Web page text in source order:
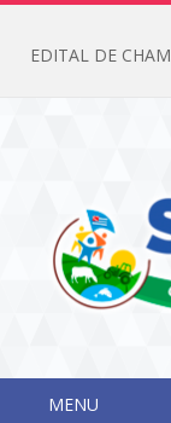
MENU